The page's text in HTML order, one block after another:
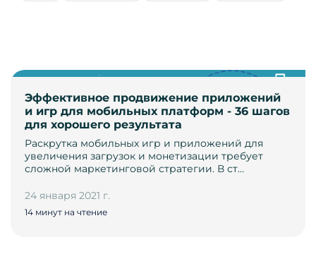
Эффективное продвижение приложений
и игр для мобильных платформ - 36 шагов
для хорошего результата
Раскрутка мобильных игр и приложений для
увеличения загрузок и монетизации требует
сложной маркетинговой стратегии. В ст…
24 января 2021 г.
14 минут на чтение